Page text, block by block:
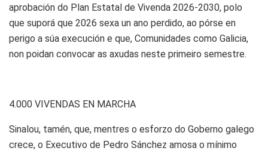
aprobación do Plan Estatal de Vivenda 2026-2030, polo
que suporá que 2026 sexa un ano perdido, ao pórse en
perigo a súa execución e que, Comunidades como Galicia,
non poidan convocar as axudas neste primeiro semestre.
4.000 VIVENDAS EN MARCHA
Sinalou, tamén, que, mentres o esforzo do Goberno galego
crece, o Executivo de Pedro Sánchez amosa o mínimo